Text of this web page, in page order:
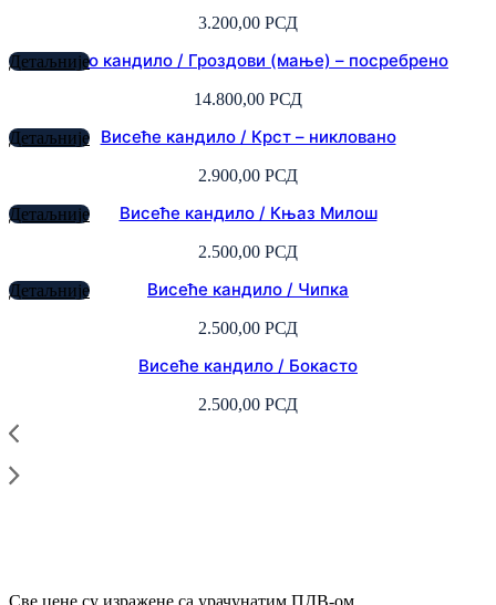
3.200,00 РСД
Стоно кандило / Гроздови (мање) – посребрено
14.800,00 РСД
Детаљније
Висеће кандило / Крст – никловано
2.900,00 РСД
Детаљније
Висеће кандило / Књаз Милош
2.500,00 РСД
Детаљније
Висеће кандило / Чипка
2.500,00 РСД
Детаљније
Висеће кандило / Бокасто
2.500,00 РСД